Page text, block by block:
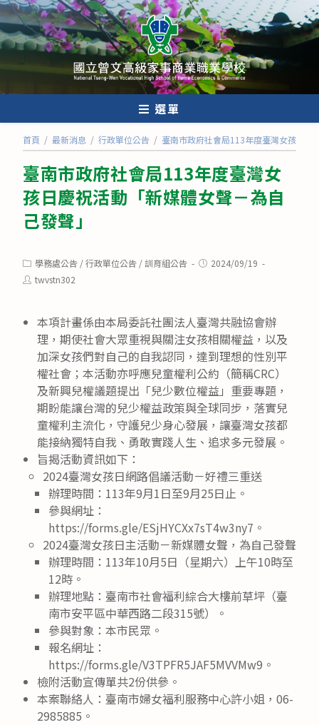
跳
轉
至
內
選單
首頁 / 最新消息 / 行政單位公告 / 臺南市政府社會局113年度臺灣女孩日慶
臺南市政府社會局113年度臺灣女
孩日慶祝活動「新媒體女聲－為自
己發聲」
Post
category:
學務處公告 /行政單位公告 /訓育組公告
Post2024/09/19
Posttwvstn302
本項計畫係由本局委託社團法人臺灣共融協會辦
理，期使社會大眾重視與關注女孩相關權益，以及
加深女孩們對自己的自我認同，達到理想的性別平
權社會；本活動亦呼應兒童權利公約（簡稱CRC）
及新興兒權議題提出「兒少數位權益」重要專題，
期盼能讓台灣的兒少權益政策與全球同步，落實兒
童權利主流化，守護兒少身心發展，讓臺灣女孩都
能接納獨特自我、勇敢實踐人生、追求多元發展。
旨揭活動資訊如下：
2024臺灣女孩日網路倡議活動－好禮三重送
辦理時間：113年9月1日至9月25日止。
參與網址：
https://forms.gle/ESjHYCXx7sT4w3ny7。
2024臺灣女孩日主活動－新媒體女聲，為自己發聲
辦理時間：113年10月5日（星期六）上午10時至
12時。
辦理地點：臺南市社會福利綜合大樓前草坪（臺
南市安平區中華西路二段315號）。
參與對象：本市民眾。
報名網址：
https://forms.gle/V3TPFR5JAF5MVVMw9。
檢附活動宣傳單共2份供參。
本案聯絡人：臺南市婦女福利服務中心許小姐，06-
2985885。